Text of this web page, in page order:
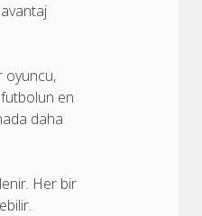
oyuncu,
futbolun en
daha
Her bir